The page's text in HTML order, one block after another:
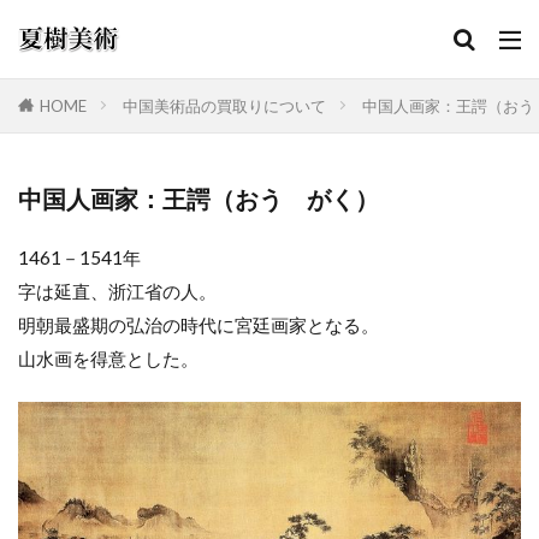
HOME 中国美術品の買取りについて 中国人画家：王諤（お
中国人画家：王諤（おう がく）
1461－1541年
字は延直、浙江省の人。
明朝最盛期の弘治の時代に宮廷画家となる。
山水画を得意とした。
カテゴリー